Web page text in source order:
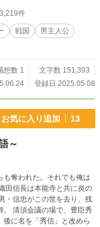
想像もつかない「いくさ
飯
き上げた「魂を焦がす焼
重苦しい空気を忘れさせ
。 『乏しき中に
はない。 それは、飢えと疲
た力となり、荒んだ心を癒
どんな驚きの「いくさ
国の陣中へ――いざ、参らん！
件
戦国
男主人公
想数 1
文字数 151,393
登録日 2025.05.08
お気に入り追加 13
～
も奪われた。それでも俺は
信忠がこの世を去り、残
。 清須会議の場で、豊臣秀
に名を「秀信」と改めら